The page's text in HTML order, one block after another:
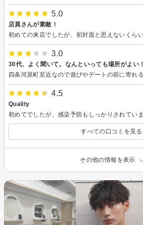
5.0
店員さんが素敵！
3.0
30代、よく聞いて。なんといっても場所がよい！
4.5
Quality
すべての口コミを見る
その他の情報を表示